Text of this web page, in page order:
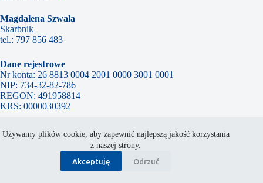
Używamy plików cookie, aby zapewnić najlepszą jakość korzystania
z naszej strony.
Akceptuję Odrzuć
Magdalena Szwala
Skarbnik
tel.: 797 856 483
Dane rejestrowe
Nr konta: 26 8813 0004 2001 0000 3001 0001
NIP: 734-32-82-786
REGON: 491958814
KRS: 0000030392
Ochrona Danych Osobowych